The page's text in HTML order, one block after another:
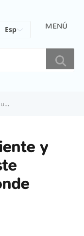
MENÚ
Soy un nuevo cliente y quiero utilizar este servicio, ¿por dónde empiezo?
y
Esp
ไทย